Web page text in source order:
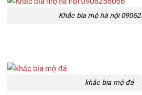
Khắc bia mộ hà nội
khắc bia mộ đá